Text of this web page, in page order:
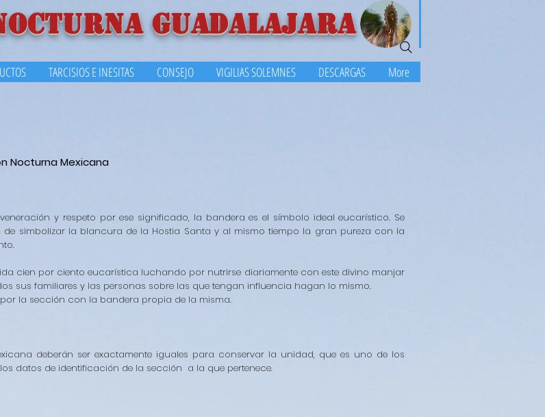
GUADALAJARA
TARCISIOS E INESITAS CONSEJO VIGILIAS SOLEMNES DESCARGAS More
Nocturna Mexicana
y respeto por ese significado, la bandera es el símbolo ideal eucarístico. Se
simbolizar la blancura de la Hostia Santa y al mismo tiempo la gran pureza con la
cien por ciento eucarística luchando por nutrirse diariamente con este divino manjar
sus familiares y las personas sobre las que tengan influencia hagan lo mismo.
la sección con la bandera propia de la misma.
deberán ser exactamente iguales para conservar la unidad, que es uno de los
datos de identificación de la sección a la que pertenece.